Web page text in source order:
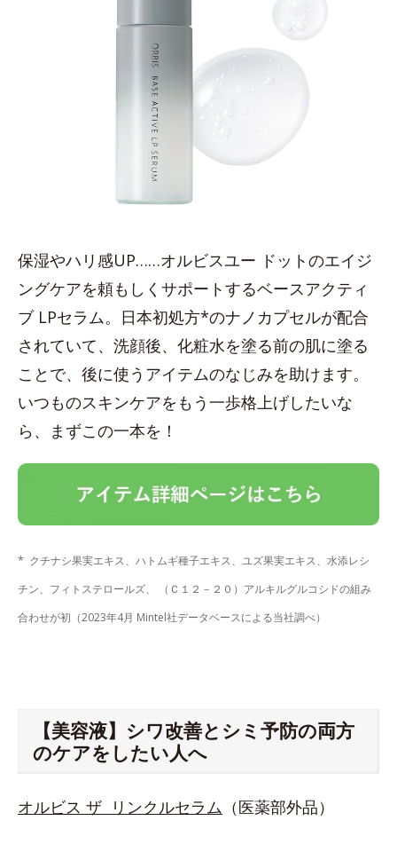
保湿やハリ感UP……オルビスユー ドットのエイジ
ングケアを頼もしくサポートするベースアクティ
ブ LPセラム。日本初処方*のナノカプセルが配合
されていて、洗顔後、化粧水を塗る前の肌に塗る
ことで、後に使うアイテムのなじみを助けます。
いつものスキンケアをもう一歩格上げしたいな
ら、まずこの一本を！
* クチナシ果実エキス、ハトムギ種子エキス、ユズ果実エキス、水添レシ
チン、フィトステロールズ、 （Ｃ１２－２０）アルキルグルコシドの組み
合わせが初（2023年4月 Mintel社データベースによる当社調べ）
【美容液】シワ改善とシミ予防の両方
のケアをしたい人へ
オルビス ザ リンクルセラム （医薬部外品）